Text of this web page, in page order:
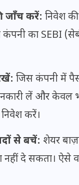
जाँच करें: निवेश
कंपनी का SEBI
जिस कंपनी में
लें और केवल
करें।
से बचें: शेयर
नहीं दे सकता। ऐसे